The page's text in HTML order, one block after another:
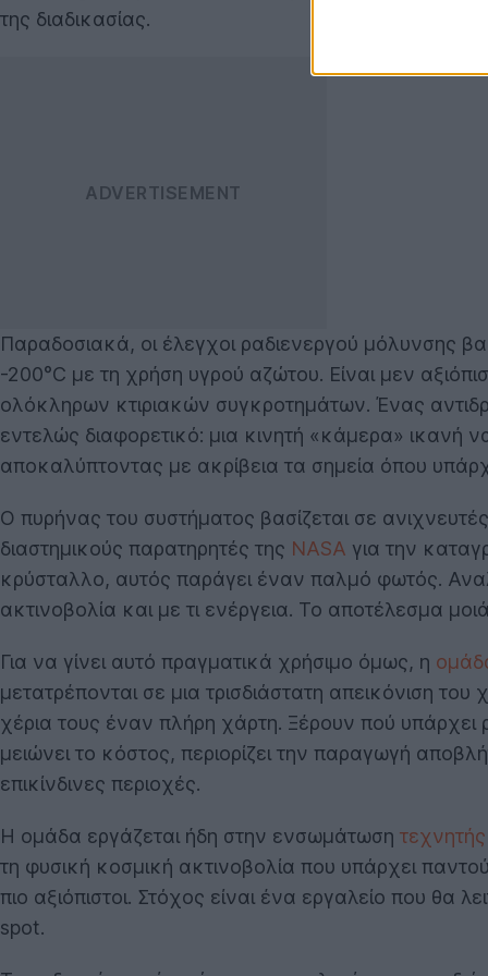
της διαδικασίας.
Παραδοσιακά, οι έλεγχοι ραδιενεργού μόλυνσης
-200°C με τη χρήση υγρού αζώτου. Είναι μεν
ολόκληρων κτιριακών συγκροτημάτων. Ένας
εντελώς διαφορετικό: μια κινητή «κάμερα» ικανή
αποκαλύπτοντας με ακρίβεια τα σημεία όπου
Ο πυρήνας του συστήματος βασίζεται σε
διαστημικούς παρατηρητές της NASA για την
κρύσταλλο, αυτός παράγει έναν παλμό φωτός.
ακτινοβολία και με τι ενέργεια. Το αποτέλεσμα
Για να γίνει αυτό πραγματικά χρήσιμο όμως, η
μετατρέπονται σε μια τρισδιάστατη απεικόνιση
χέρια τους έναν πλήρη χάρτη. Ξέρουν πού υπάρχει
μειώνει το κόστος, περιορίζει την παραγωγή
επικίνδινες περιοχές.
Η ομάδα εργάζεται ήδη στην ενσωμάτωση
τη φυσική κοσμική ακτινοβολία που υπάρχει
πιο αξιόπιστοι. Στόχος είναι ένα εργαλείο που
spot.